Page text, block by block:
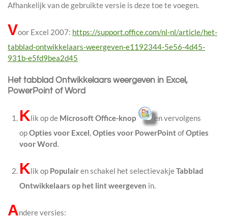
Afhankelijk van de gebruikte versie is deze toe te voegen.
Voor Excel 2007: https://support.office.com/nl-nl/article/het-
tabblad-ontwikkelaars-weergeven-e1192344-5e56-4d45-
931b-e5fd9bea2d45
Het tabblad Ontwikkelaars weergeven in Excel,
PowerPoint of Word
Klik op de Microsoft Office-knop
en vervolgens
opOpties voor Excel,Opties voor PowerPointofOpties
voor Word.
Klik op Populairen schakel het selectievakjeTabblad
Ontwikkelaars op het lint weergeven in.
Andere versies: